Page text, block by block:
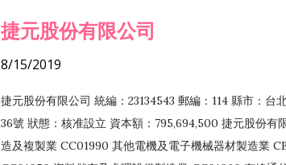
捷元股份有限公司
8/15/2019
捷元股份有限公司 統編：23134543 郵編：114 縣市：
36號 狀態：核准設立 資本額：795,694,500 捷元股份有
造及複製業 CC01990 其他電機及電子機械器材製造業